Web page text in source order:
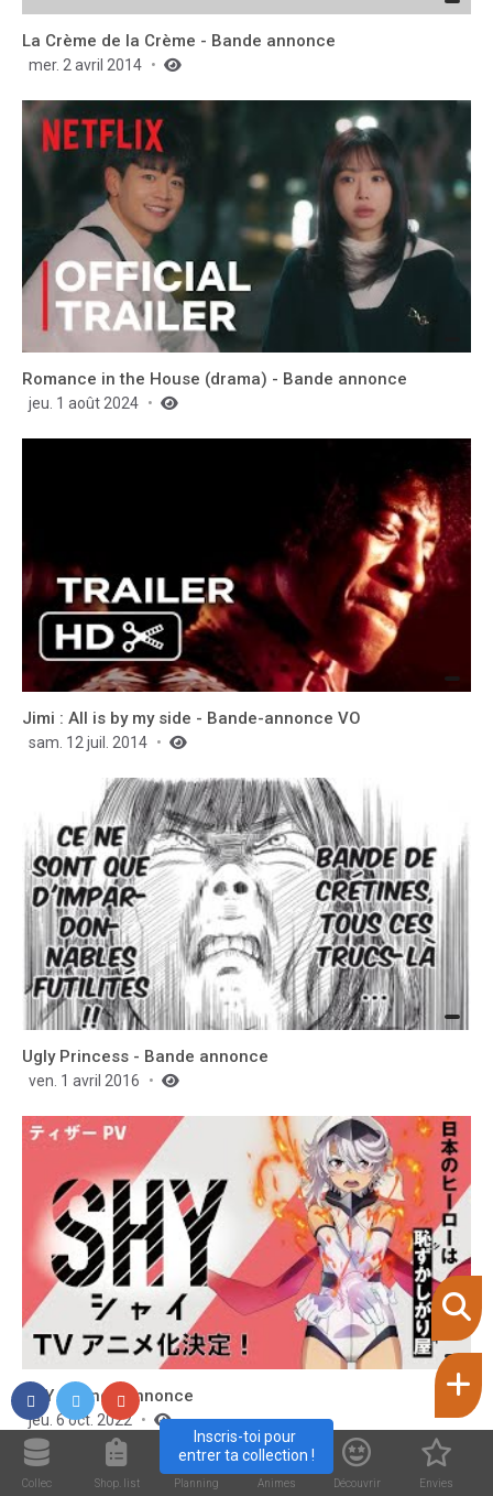
Inscris-toi pour
entrer ta collection !
Collec Shop. list Planning Animes Découvrir Envies
La Crème de la Crème - Bande annonce
mer. 2 avril 2014
Romance in the House (drama) - Bande annonce
jeu. 1 août 2024
Jimi : All is by my side - Bande-annonce VO
sam. 12 juil. 2014
Ugly Princess - Bande annonce
ven. 1 avril 2016
SHY - Bande annonce
jeu. 6 oct. 2022